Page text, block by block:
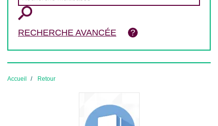
RECHERCHE AVANCÉE
Accueil Retour